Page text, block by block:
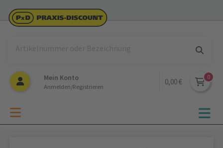
Mein Konto
Anmelden/Registrieren
0,00 €